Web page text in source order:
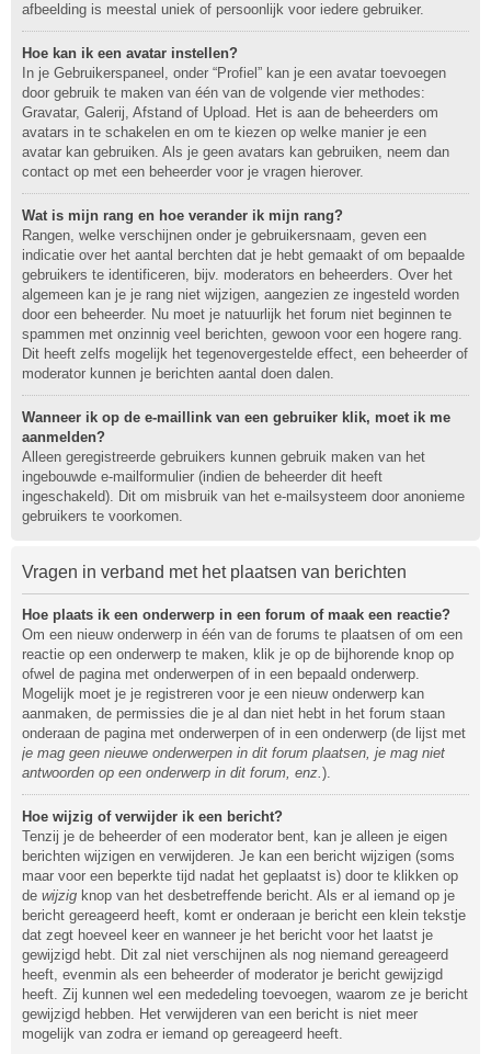
afbeelding is meestal uniek of persoonlijk voor iedere gebruiker.
Hoe kan ik een avatar instellen?
In je Gebruikerspaneel, onder “Profiel” kan je een avatar toevoegen
door gebruik te maken van één van de volgende vier methodes:
Gravatar, Galerij, Afstand of Upload. Het is aan de beheerders om
avatars in te schakelen en om te kiezen op welke manier je een
avatar kan gebruiken. Als je geen avatars kan gebruiken, neem dan
contact op met een beheerder voor je vragen hierover.
Wat is mijn rang en hoe verander ik mijn rang?
Rangen, welke verschijnen onder je gebruikersnaam, geven een
indicatie over het aantal berchten dat je hebt gemaakt of om bepaalde
gebruikers te identificeren, bijv. moderators en beheerders. Over het
algemeen kan je je rang niet wijzigen, aangezien ze ingesteld worden
door een beheerder. Nu moet je natuurlijk het forum niet beginnen te
spammen met onzinnig veel berichten, gewoon voor een hogere rang.
Dit heeft zelfs mogelijk het tegenovergestelde effect, een beheerder of
moderator kunnen je berichten aantal doen dalen.
Wanneer ik op de e-maillink van een gebruiker klik, moet ik me
aanmelden?
Alleen geregistreerde gebruikers kunnen gebruik maken van het
ingebouwde e-mailformulier (indien de beheerder dit heeft
ingeschakeld). Dit om misbruik van het e-mailsysteem door anonieme
gebruikers te voorkomen.
Vragen in verband met het plaatsen van berichten
Hoe plaats ik een onderwerp in een forum of maak een reactie?
Om een nieuw onderwerp in één van de forums te plaatsen of om een
reactie op een onderwerp te maken, klik je op de bijhorende knop op
ofwel de pagina met onderwerpen of in een bepaald onderwerp.
Mogelijk moet je je registreren voor je een nieuw onderwerp kan
aanmaken, de permissies die je al dan niet hebt in het forum staan
onderaan de pagina met onderwerpen of in een onderwerp (de lijst met
je mag geen nieuwe onderwerpen in dit forum plaatsen, je mag niet
antwoorden op een onderwerp in dit forum, enz.).
Hoe wijzig of verwijder ik een bericht?
Tenzij je de beheerder of een moderator bent, kan je alleen je eigen
berichten wijzigen en verwijderen. Je kan een bericht wijzigen (soms
maar voor een beperkte tijd nadat het geplaatst is) door te klikken op
de wijzig knop van het desbetreffende bericht. Als er al iemand op je
bericht gereageerd heeft, komt er onderaan je bericht een klein tekstje
dat zegt hoeveel keer en wanneer je het bericht voor het laatst je
gewijzigd hebt. Dit zal niet verschijnen als nog niemand gereageerd
heeft, evenmin als een beheerder of moderator je bericht gewijzigd
heeft. Zij kunnen wel een mededeling toevoegen, waarom ze je bericht
gewijzigd hebben. Het verwijderen van een bericht is niet meer
mogelijk van zodra er iemand op gereageerd heeft.